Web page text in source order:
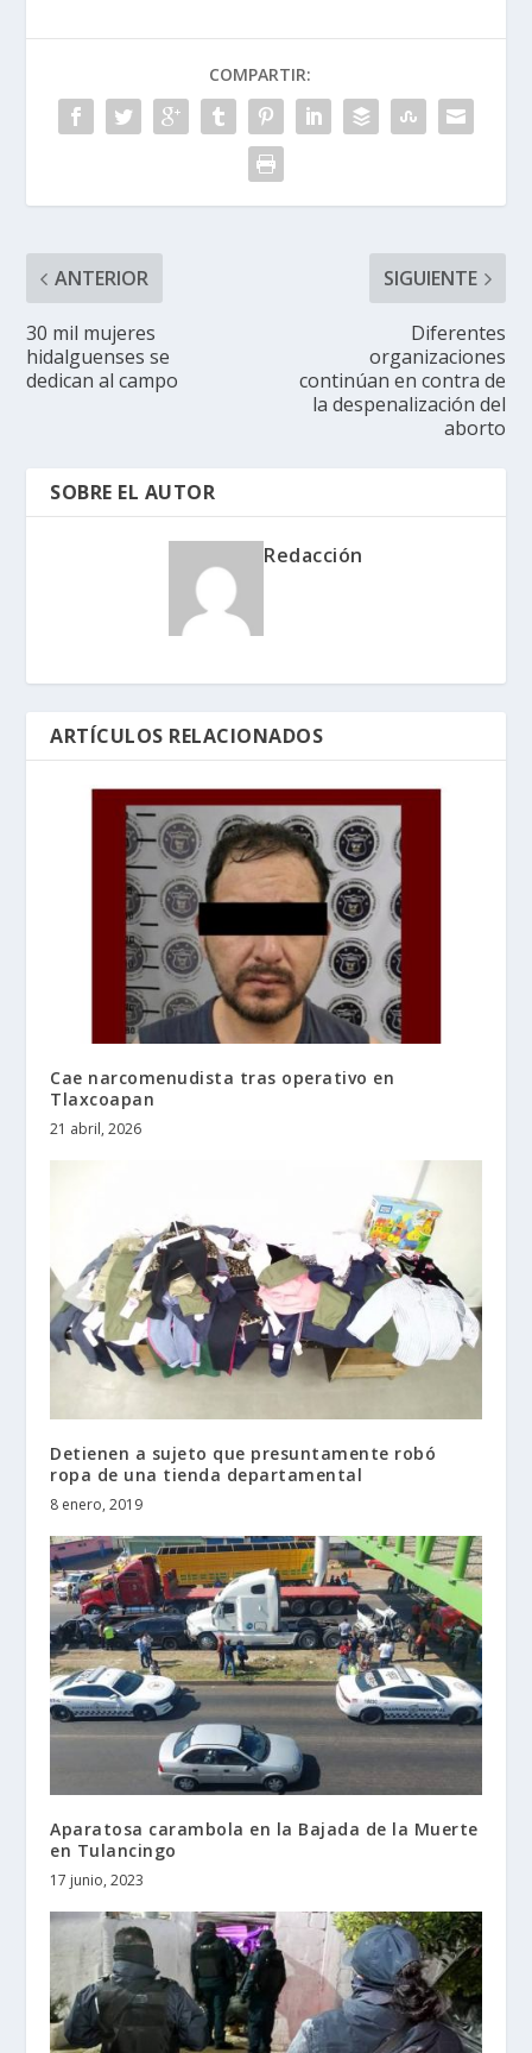
COMPARTIR:
ANTERIOR
30 mil mujeres
hidalguenses se
dedican al campo
SIGUIENTE
Diferentes
organizaciones
continúan en contra de
la despenalización del
aborto
SOBRE EL AUTOR
Redacción
ARTÍCULOS RELACIONADOS
Cae narcomenudista tras operativo en
Tlaxcoapan
21 abril, 2026
Detienen a sujeto que presuntamente robó
ropa de una tienda departamental
8 enero, 2019
Aparatosa carambola en la Bajada de la Muerte
en Tulancingo
17 junio, 2023